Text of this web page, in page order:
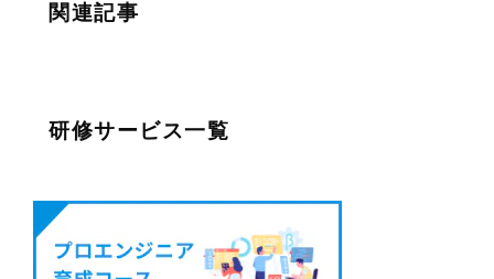
関連記事
研修サービス一覧